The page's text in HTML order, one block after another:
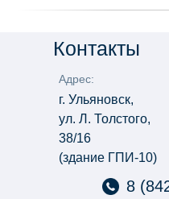
Контакты
г. Ульяновск,
ул. Л. Толстого,
38/16
(здание ГПИ-10)
Адрес:
8